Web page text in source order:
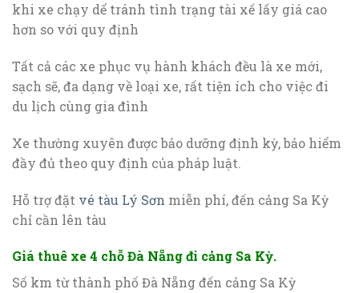
khi xe chạy dể tránh tình trạng tài xế lấy giá cao
hơn so với quy định
Tất cả các xe phục vụ hành khách đều là xe mới,
sạch sẽ, đa dạng về loại xe, rất tiện ích cho việc đi
du lịch cùng gia đình
Xe thường xuyên được bảo dưỡng định kỳ, bảo hiểm
đầy đủ theo quy định của pháp luật.
Hỗ trợ đặt vé tàu Lý Sơn miễn phí, đến cảng Sa Kỳ
chỉ cần lên tàu
Giá thuê xe 4 chỗ Đà Nẵng đi cảng Sa Kỳ.
Số km từ thành phố Đà Nẵng đến cảng Sa Kỳ